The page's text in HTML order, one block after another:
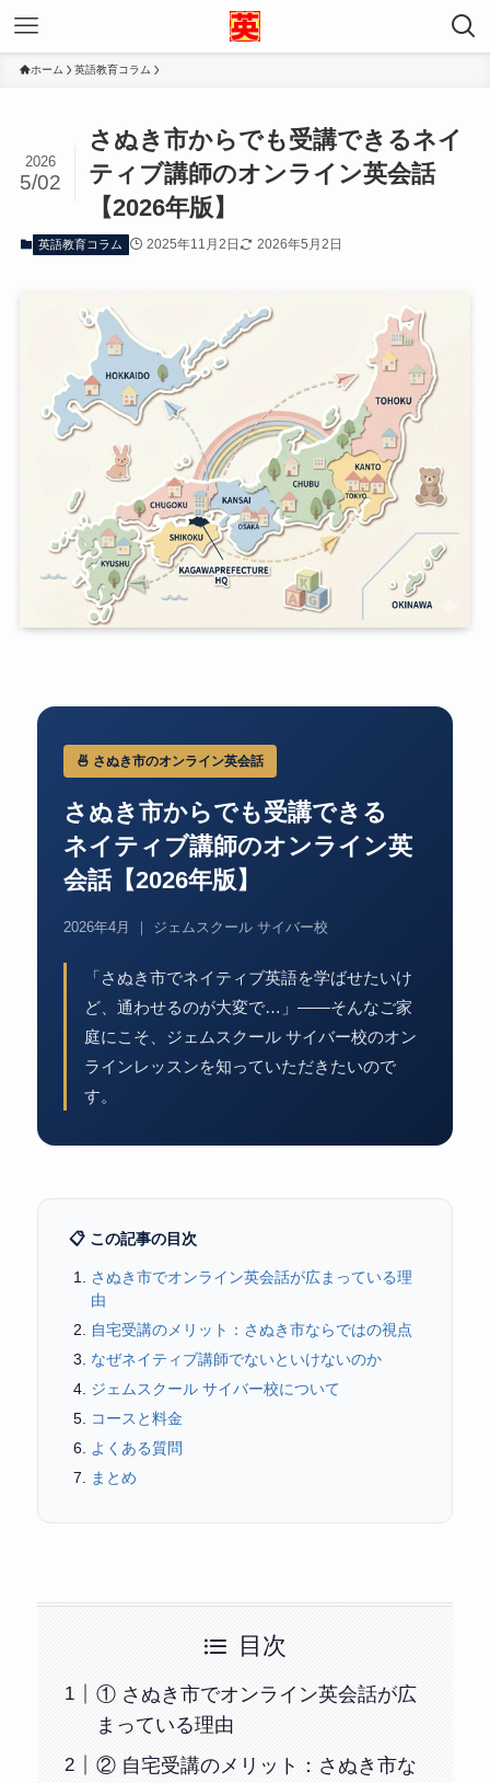
ホーム 英語教育コラム
さぬき市からでも受講できるネイ
ティブ講師のオンライン英会話
【2026年版】
2026
5/02
英語教育コラム 2025年11月2日 2026年5月2日
🍜 さぬき市のオンライン英会話
さぬき市からでも受講できる
ネイティブ講師のオンライン英
会話【2026年版】
2026年4月 ｜ ジェムスクール サイバー校
「さぬき市でネイティブ英語を学ばせたいけ
ど、通わせるのが大変で…」——そんなご家
庭にこそ、ジェムスクール サイバー校のオン
ラインレッスンを知っていただきたいので
す。
📋 この記事の目次
さぬき市でオンライン英会話が広まっている理
由
自宅受講のメリット：さぬき市ならではの視点
なぜネイティブ講師でないといけないのか
ジェムスクール サイバー校について
コースと料金
よくある質問
まとめ
目次
① さぬき市でオンライン英会話が広
まっている理由
② 自宅受講のメリット：さぬき市な